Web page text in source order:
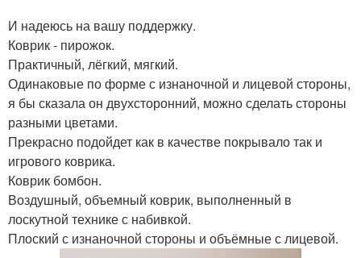
И надеюсь на вашу поддержку.
Коврик - пирожок.
Практичный, лёгкий, мягкий.
Одинаковые по форме с изнаночной и лицевой стороны,
я бы сказала он двухсторонний, можно сделать стороны
разными цветами.
Прекрасно подойдет как в качестве покрывало так и
игрового коврика.
Коврик бомбон.
Воздушный, объемный коврик, выполненный в
лоскутной технике с набивкой.
Плоский с изнаночной стороны и объёмные с лицевой.